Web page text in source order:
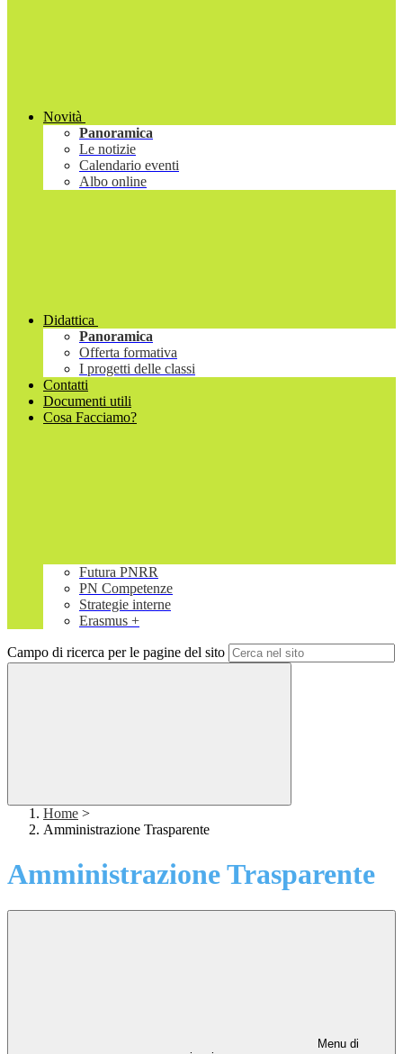
Novità
Panoramica
Le notizie
Calendario eventi
Albo online
Didattica
Panoramica
Offerta formativa
I progetti delle classi
Contatti
Documenti utili
Cosa Facciamo?
Futura PNRR
PN Competenze
Strategie interne
Erasmus +
Campo di ricerca per le pagine del sito
Home >
Amministrazione Trasparente
Amministrazione Trasparente
Menu di